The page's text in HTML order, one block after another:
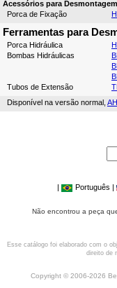
Acessórios para
Porca de Fixação
Ferramentas para
Porca Hidráulica
Bombas Hidráulicas
Tubos de Extensão
Disponível na versão normal,
| Português |
Não encontrou a peça
Esse catálogo foi elaborado com o
direito de
Copyright © 2006-2026